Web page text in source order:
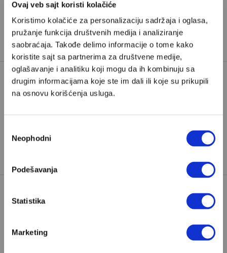
Ovaj veb sajt koristi kolačiće
Koristimo kolačiće za personalizaciju sadržaja i oglasa,
pružanje funkcija društvenih medija i analiziranje
saobraćaja. Takođe delimo informacije o tome kako
koristite sajt sa partnerima za društvene medije,
oglašavanje i analitiku koji mogu da ih kombinuju sa
drugim informacijama koje ste im dali ili koje su prikupili
na osnovu korišćenja usluga.
сагласности
Neophodni
Podešavanja
Statistika
Marketing
Već imate nalog? Ulogujte se
Branko Rosićje urednik kulture na Velikim pričama.
24 MINUTA
ZORAN KESIĆ